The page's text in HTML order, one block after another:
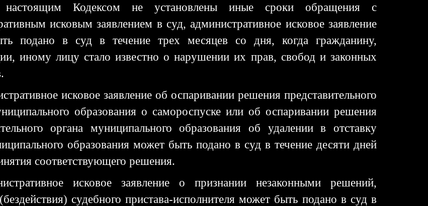
Кодексом не установлены иные сроки обращения с
исковым заявлением в суд, административное исковое заявление
подано в суд в течение трех месяцев со дня, когда гражданину,
иному лицу стало известно о нарушении их прав, свобод и законных
исковое заявление об оспаривании решения представительного
образования о самороспуске или об оспаривании решения
органа муниципального образования об удалении в отставку
образования может быть подано в суд в течение десяти дней
соответствующего решения.
исковое заявление о признании незаконными решений,
судебного пристава-исполнителя может быть подано в суд в